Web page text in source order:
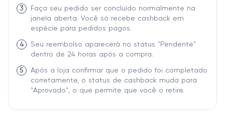
3
Faça seu pedido ser concluído normalmente na
janela aberta. Você só recebe cashback em
espécie para pedidos pagos.
4
Seu reembolso aparecerá no status "Pendente"
dentro de 24 horas após a compra.
5
Após a loja confirmar que o pedido foi completado
corretamente, o status de cashback muda para
"Aprovado", o que permite que você o retire.